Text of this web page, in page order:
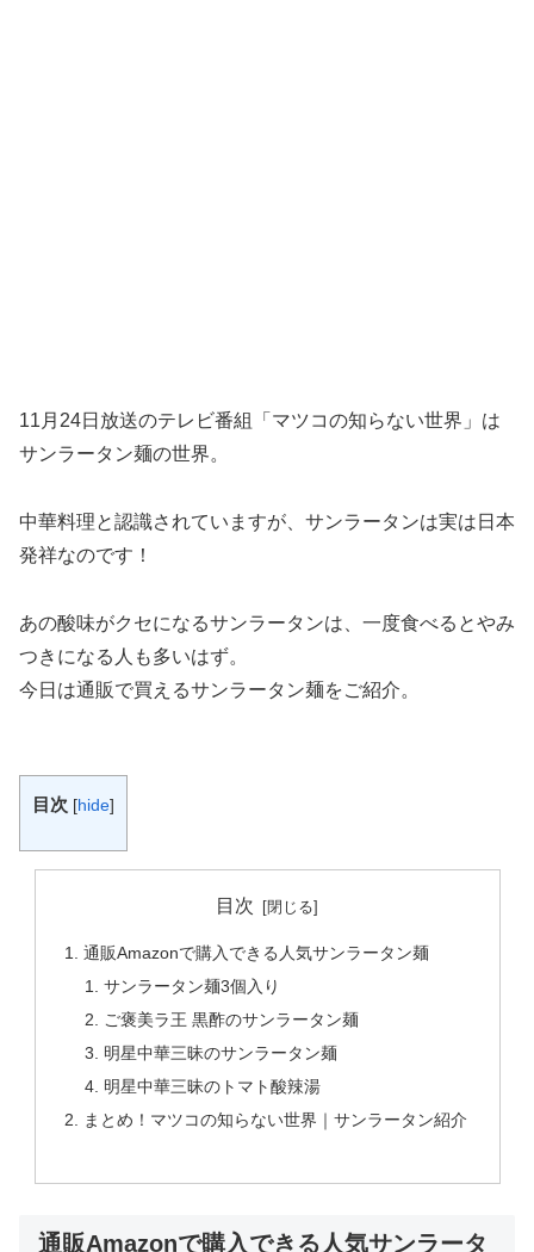
11月24日放送のテレビ番組「マツコの知らない世界」は
サンラータン麺の世界。
中華料理と認識されていますが、 サンラータンは実は日本
発祥なのです！
あの酸味がクセになるサンラータンは、一度食べるとやみ
つきになる人も多いはず。
今日は通販で買えるサンラータン麺をご紹介。
目次 [hide]
目次
通販Amazonで購入できる人気サンラータン麺
サンラータン麺3個入り
ご褒美ラ王 黒酢のサンラータン麺
明星中華三昧のサンラータン麺
明星中華三昧のトマト酸辣湯
まとめ！マツコの知らない世界｜サンラータン紹介
通販Amazonで購入できる人気サンラータ